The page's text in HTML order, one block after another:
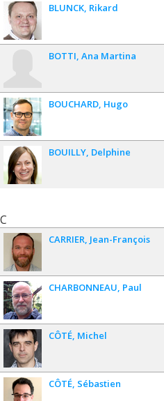
BLUNCK Rikard
BOTTI Ana Martina
BOUCHARD Hugo
BOUILLY Delphine
C
CARRIER Jean-François
CHARBONNEAU Paul
CÔTÉ Michel
CÔTÉ Sébastien